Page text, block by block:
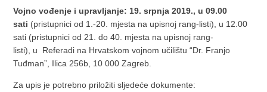
Vojno vođenje i upravljanje: 19. srpnja 2019., u 09.00
sati (pristupnici od 1.-20. mjesta na upisnoj rang-listi), u 12.00
sati (pristupnici od 21. do 40. mjesta na upisnoj rang-
listi), u Referadi na Hrvatskom vojnom učilištu “Dr. Franjo
Tuđman”, Ilica 256b, 10 000 Zagreb.
Za upis je potrebno priložiti sljedeće dokumente: